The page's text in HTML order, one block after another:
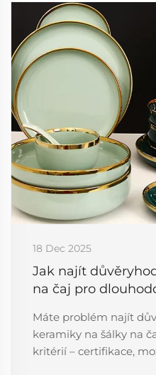
18 Dec 2025
Jak najít
na čaj pro
Máte problém najít
keramiky na šálky na
kritérií – certifikace,